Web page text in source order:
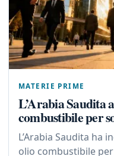
MATERIE PRIME
L’Arabia Saudita
combustibile per
L’Arabia Saudita ha
olio combustibile